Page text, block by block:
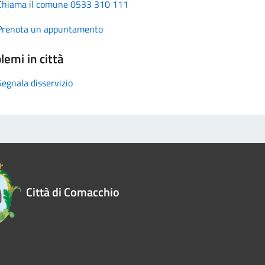
il comune 0533 310 111
un appuntamento
in città
disservizio
Città di Comacchio